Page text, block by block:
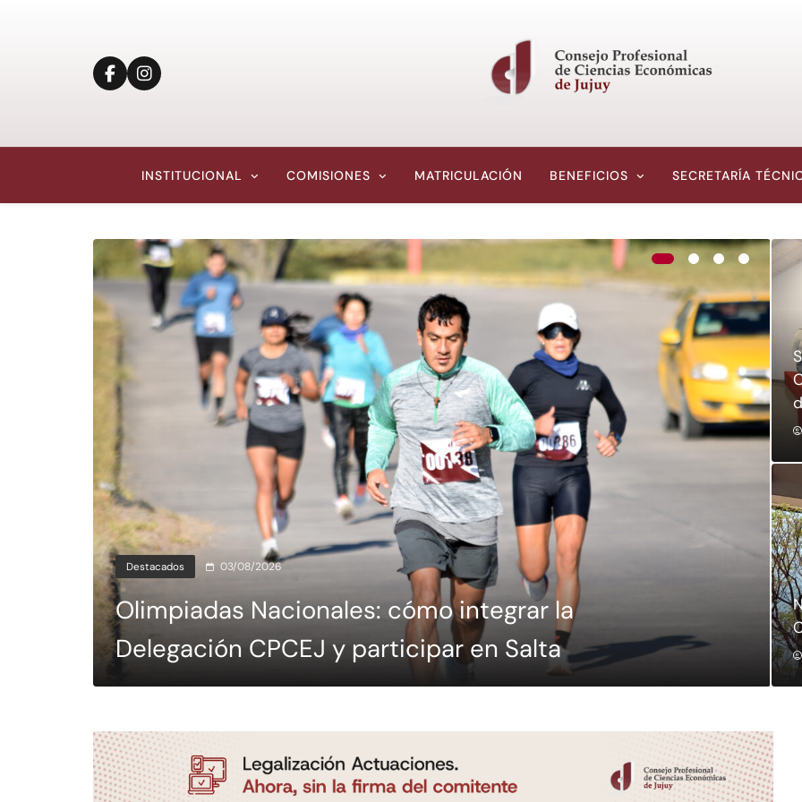
CPCE JUJUY
INSTITUCIONAL COMISIONES MATRICULACIÓN BENEFICIOS SECRETARÍA
Destacados 03/08/2026
Olimpiadas Nacionales: cómo integrar la
Delegación CPCEJ y participar en Salta